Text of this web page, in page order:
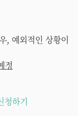
, 예외적인 상황이
정
하기